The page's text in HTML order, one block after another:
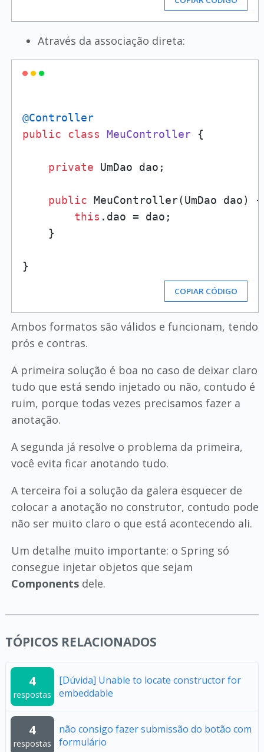
Através da associação direta:
@Controller
public
class MeuController {
private UmDao dao;
public MeuController(UmDao dao) {
this .dao = dao;
    }
COPIAR CÓDIGO
Ambos formatos são válidos e funcionam, tendo
prós e contras.
A primeira solução é boa no caso de deixar claro
tudo que está sendo injetado ou não, contudo é
ruim, porque todas vezes precisamos fazer a
anotação.
A segunda já resolve o problema da primeira,
você evita ficar anotando tudo.
A terceira foi a solução da galera esquecer de
colocar a anotação no construtor, contudo pode
não ser muito claro o que está acontecendo ali.
Um detalhe muito importante: o Spring só
consegue injetar objetos que sejam
Componentsdele.
TÓPICOS RELACIONADOS
4
respostas
[Dúvida] Unable to locate constructor for
embeddable
4
respostas
não consigo fazer submissão do botão com
formulário